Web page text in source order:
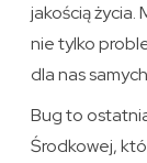
jakością życia.
nie tylko
dla nas
Bug to
Środkowej,